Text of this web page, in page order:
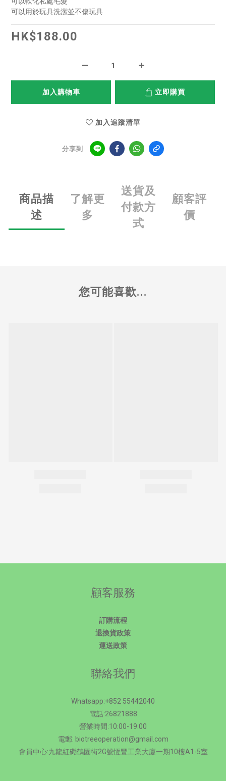
可以用於玩具洗潔並不傷玩具
HK$188.00
加入購物車 立即購買
加入追蹤清單
分享到
商品描
述
了解更
多
送貨及
付款方
式
顧客評
價
您可能喜歡...
顧客服務
訂購流程
退換貨政策
運送政策
聯絡我們
Whatsapp:+852 55442040
電話:26821888
營業時間:10:00-19:00
電郵: biotreeoperation@gmail.com
會員中心:九龍紅磡鶴園街2G號恆豐工業大廈一期10樓A1-5室